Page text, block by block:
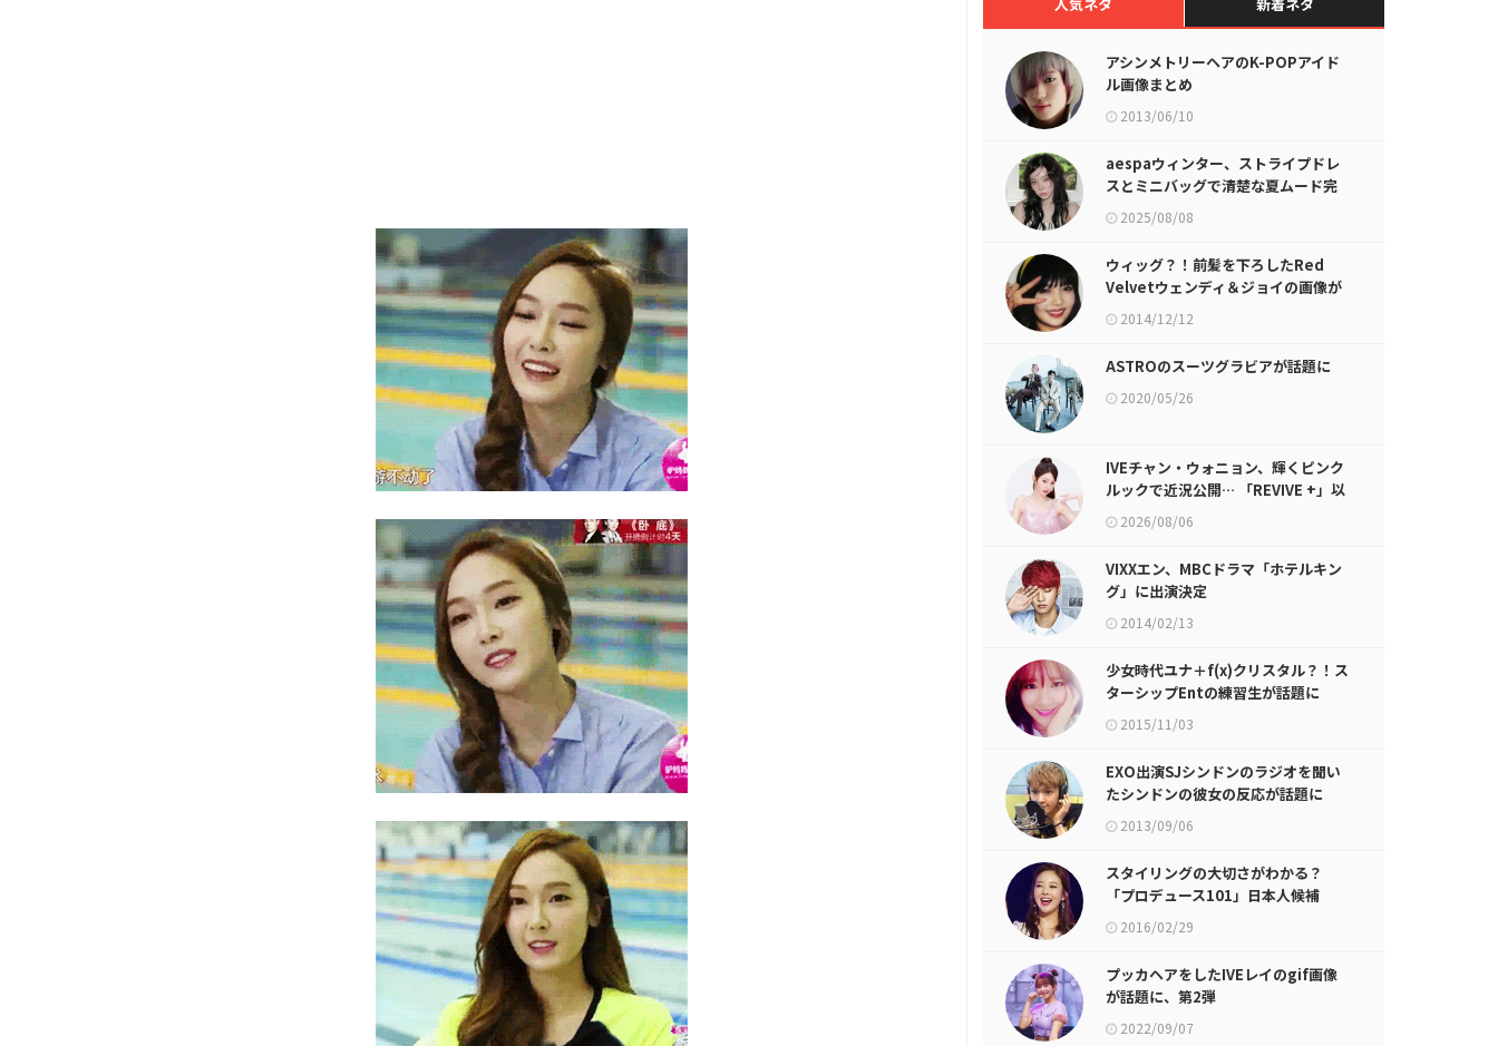
アシンメトリーヘアのK-POPアイド
ル画像まとめ
2013/06/10
aespaウィンター、ストライプドレ
スとミニバッグで清楚な夏ムード完
成 2025/08/08
ウィッグ？！前髪を下ろしたRed
Velvetウェンディ＆ジョイの画像が
話題に
2014/12/12
ASTROのスーツグラビアが話題に
2020/05/26
IVEチャン・ウォニョン、輝くピンク
ルックで近況公開… 「REVIVE +」以
降のグラビア活動
2026/08/06
VIXXエン、MBCドラマ「ホテルキン
グ」に出演決定
2014/02/13
少女時代ユナ＋f(x)クリスタル？！ス
ターシップEntの練習生が話題に
2015/11/03
EXO出演SJシンドンのラジオを聞い
たシンドンの彼女の反応が話題に
2013/09/06
スタイリングの大切さがわかる？
「プロデュース101」日本人候補
RISAのgif画像が話題に
2016/02/29
プッカヘアをしたIVEレイのgif画像
が話題に、第2弾
2022/09/07